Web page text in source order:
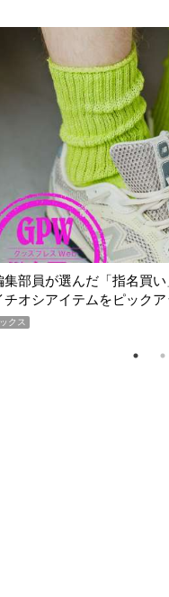
って損なし」の極上スマ
】
クス